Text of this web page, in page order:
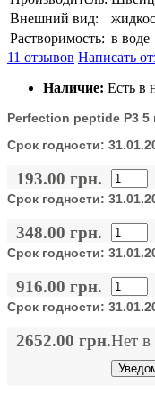
Внешний вид:
Растворимость: в воде
11 отзывов Написать
Наличие: Есть в
Perfection peptide P3 5
Срок годности:
193.00 грн.
Срок годности:
348.00 грн.
Срок годности:
916.00 грн.
Срок годности:
2652.00 грн.Нет в